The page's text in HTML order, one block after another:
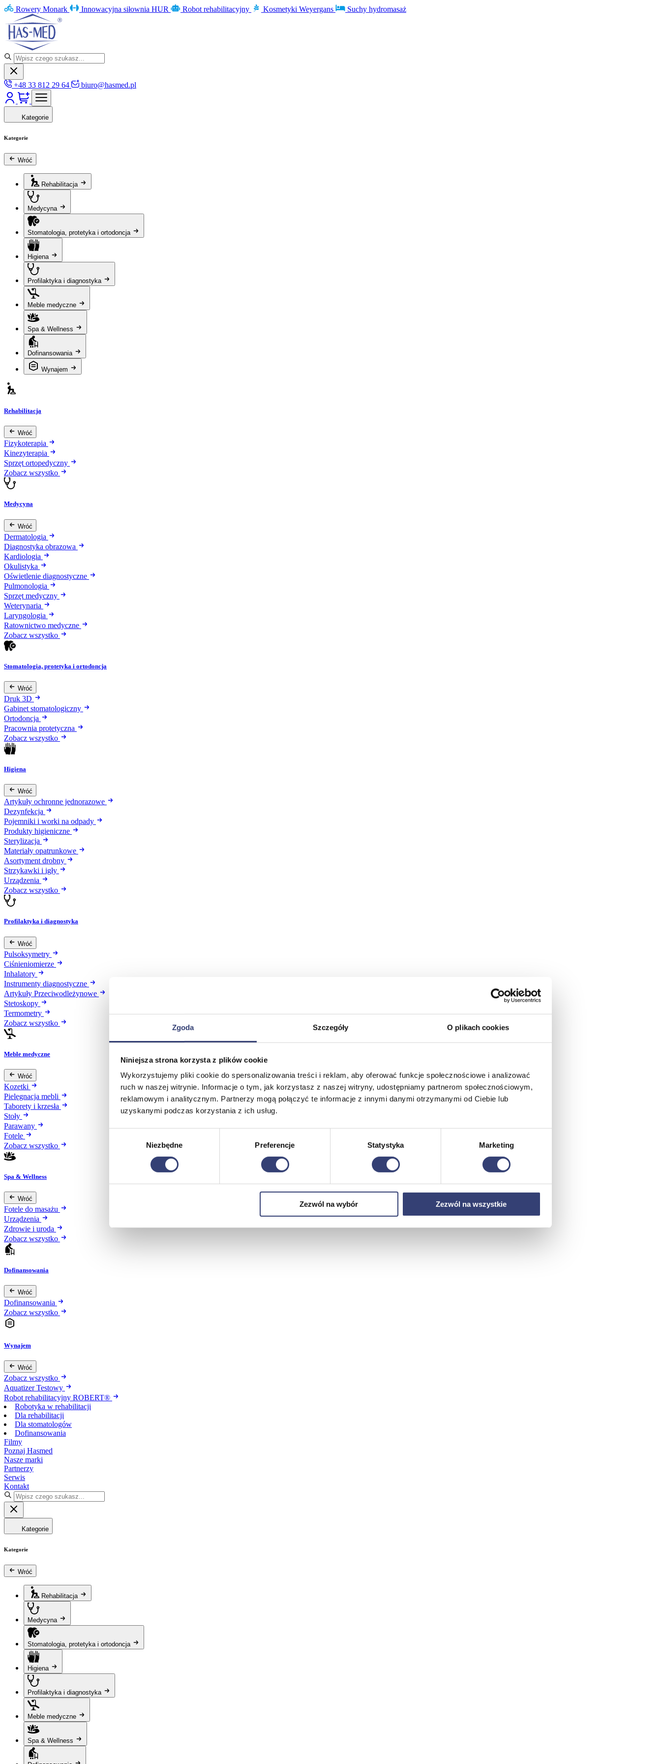
Zgoda Szczegóły O plikach cookies
Niniejsza strona korzysta z plików cookie
Wykorzystujemy pliki cookie do spersonalizowania treści i reklam, aby oferować funkcje społecznościowe i analizować
ruch w naszej witrynie. Informacje o tym, jak korzystasz z naszej witryny, udostępniamy partnerom społecznościowym,
reklamowym i analitycznym. Partnerzy mogą połączyć te informacje z innymi danymi otrzymanymi od Ciebie lub
uzyskanymi podczas korzystania z ich usług.
Niezbędne Preferencje Statystyka Marketing
Zezwól na wybór Zezwól na wszystkie
Rowery Monark Innowacyjna siłownia HUR Robot rehabilitacyjny Kosmetyki Weyergans Suchy hydromasaż
+48 33 812 29 64 biuro@hasmed.pl
Kategorie
Kategorie
Wróć
Rehabilitacja
Medycyna
Stomatologia, protetyka i ortodoncja
Higiena
Profilaktyka i diagnostyka
Meble medyczne
Spa & Wellness
Dofinansowania
Wynajem
Rehabilitacja
Wróć
Fizykoterapia
Kinezyterapia
Sprzęt ortopedyczny
Zobacz wszystko
Medycyna
Wróć
Dermatologia
Diagnostyka obrazowa
Kardiologia
Okulistyka
Oświetlenie diagnostyczne
Pulmonologia
Sprzęt medyczny
Weterynaria
Laryngologia
Ratownictwo medyczne
Zobacz wszystko
Stomatologia, protetyka i ortodoncja
Wróć
Druk 3D
Gabinet stomatologiczny
Ortodoncja
Pracownia protetyczna
Zobacz wszystko
Higiena
Wróć
Artykuły ochronne jednorazowe
Dezynfekcja
Pojemniki i worki na odpady
Produkty higieniczne
Sterylizacja
Materiały opatrunkowe
Asortyment drobny
Strzykawki i igły
Urządzenia
Zobacz wszystko
Profilaktyka i diagnostyka
Wróć
Pulsoksymetry
Ciśnieniomierze
Inhalatory
Instrumenty diagnostyczne
Artykuły Przeciwodleżynowe
Stetoskopy
Termometry
Zobacz wszystko
Meble medyczne
Wróć
Kozetki
Pielęgnacja mebli
Taborety i krzesła
Stoły
Parawany
Fotele
Zobacz wszystko
Spa & Wellness
Wróć
Fotele do masażu
Urządzenia
Zdrowie i uroda
Zobacz wszystko
Dofinansowania
Wróć
Dofinansowania
Zobacz wszystko
Wynajem
Wróć
Zobacz wszystko
Aquatizer Testowy
Robot rehabilitacyjny ROBERT®
Robotyka w rehabilitacji
Dla rehabilitacji
Dla stomatologów
Dofinansowania
Filmy
Poznaj Hasmed
Nasze marki
Partnerzy
Serwis
Kontakt
Kategorie
Kategorie
Wróć
Rehabilitacja
Medycyna
Stomatologia, protetyka i ortodoncja
Higiena
Profilaktyka i diagnostyka
Meble medyczne
Spa & Wellness